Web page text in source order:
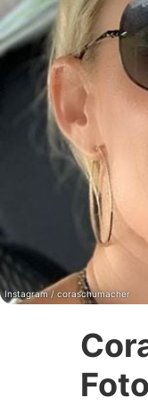
Instagram / coraschumacher